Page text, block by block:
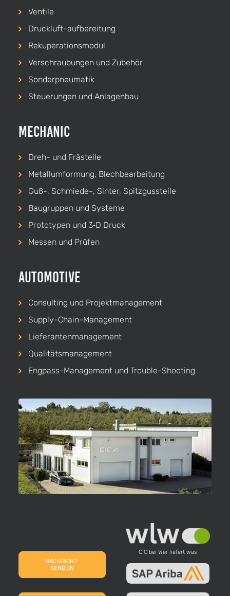
Ventile
Druckluft-aufbereitung
Rekuperationsmodul
Verschraubungen und Zubehör
Sonderpneumatik
Steuerungen und Anlagenbau
Mechanic
Dreh- und Frästeile
Metallumformung, Blechbearbeitung
Guß-, Schmiede-, Sinter, Spitzgussteile
Baugruppen und Systeme
Prototypen und 3‑D Druck
Messen und Prüfen
Automotive
Consulting und Projekt­management
Supply-Chain-Management
Lieferanten­management
Qualitäts­management
Engpass-Management und Trouble-Shooting
NACHRICHT
SENDEN
CIC bei Wer liefert was